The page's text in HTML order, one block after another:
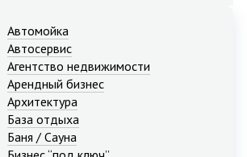
Автомойка
Автосервис
Агентство недвижимости
Арендный бизнес
Архитектура
База отдыха
Баня / Сауна